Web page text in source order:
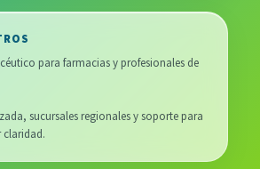
para farmacias y profesionales de
sucursales regionales y soporte para